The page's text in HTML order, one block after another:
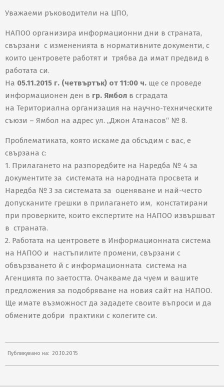
Уважаеми ръководители на ЦПО,
НАПОО организира информационни дни в страната,
свързани с измененията в нормативните документи, с
които центровете работят и трябва да имат предвид в
работата си.
На 05.11.2015 г. (четвъртък) от 11:00 ч. ще се проведе
информационен ден в гр. Ямбол в сградата
на Териториална организация на научно-техническите
съюзи – Ямбол на адрес ул. „Джон Атанасов“ № 8.
Проблематиката, която искаме да обсъдим с вас, е
свързана с:
1. Прилагането на разпоредбите на Наредба № 4 за
документите за системата на народната просвета и
Наредба № 3 за системата за оценяване и най-често
допусканите грешки в прилагането им, констатирани
при проверките, които експертите на НАПОО извършват
в страната.
2. Работата на центровете в Информационната система
на НАПОО и настъпилите промени, свързани с
обвързването й с информационната система на
Агенцията по заетостта. Очакваме да чуем и вашите
предложения за подобряване на новия сайт на НАПОО.
Ще имате възможност да зададете своите въпроси и да
обмените добри практики с колегите си.
Публикувано на: 20.10.2015